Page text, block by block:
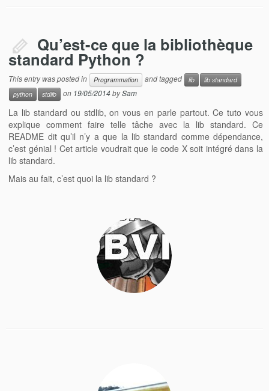
Qu’est-ce que la bibliothèque
standard Python ?
This entry was posted in Programmation and tagged lib
lib standard
python
stdlib on 19/05/2014bySam
La lib standard ou stdlib, on vous en parle partout. Ce tuto vous
explique comment faire telle tâche avec la lib standard. Ce
README dit qu’il n’y a que la lib standard comme dépendance,
c’est génial ! Cet article voudrait que le code X soit intégré dans la
lib standard.
Mais au fait, c’est quoi la lib standard ?